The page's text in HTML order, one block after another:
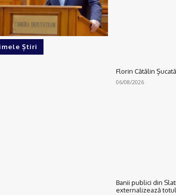
Știri
Florin Cătălin
06/08/2026
Banii publici din
externalizează totul